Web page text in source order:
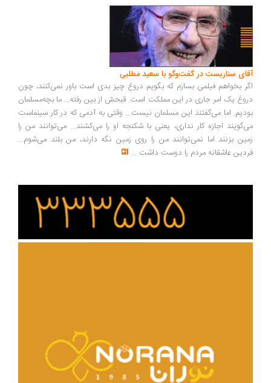
سناریست در گفت‌وگو با سعید مطلبی
بخواهم فیلمی بسازم که بگویم دروغ چیز بدی است باور نمی‌کنند، چون
یک امر جاری در این مملکت است. قبحش از بین رفته... ما بچه‌مسلمان
اما می‌گفتند این مسلمان نیست... وقتی به آدمی که در کار سینماست
اجازه کار نداری، یعنی با شکنجه او را می‌کشند... می‌توانند من را
بزنند اما نمی‌توانند من را روی زمین نگه دارند، من بلند می‌شوم...
عاشقانه مردم را دوست داشت ...